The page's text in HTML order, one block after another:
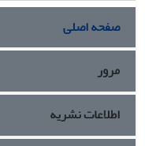
صفحه اصلی
مرور
اطلاعات نشریه